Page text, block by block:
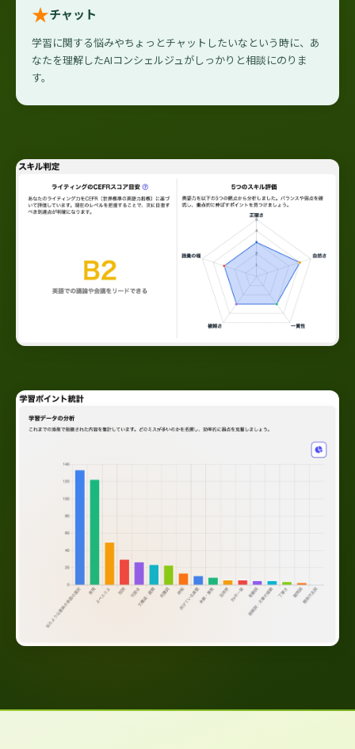
★チャット
学習に関する悩みやちょっとチャットしたいなという時に、あ
なたを理解したAIコンシェルジュがしっかりと相談にのりま
す。